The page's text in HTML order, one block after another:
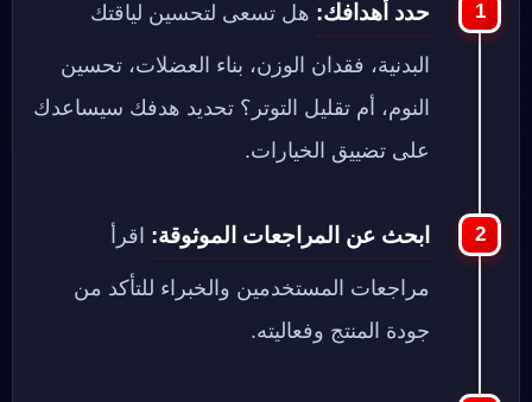
حدد أهدافك: هل تسعى لتحسين لياقتك
البدنية، فقدان الوزن، بناء العضلات، تحسين
النوم، أم تقليل التوتر؟ تحديد هدفك سيساعدك
على تضييق الخيارات.
ابحث عن المراجعات الموثوقة: اقرأ
مراجعات المستخدمين والخبراء للتأكد من
جودة المنتج وفعاليته.